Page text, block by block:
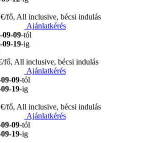
€/fő, All inclusive, bécsi indulás
Ajánlatkérés
09-09-tól
09-19-ig
fő, All inclusive, bécsi indulás
Ajánlatkérés
09-tól
19-ig
€/fő, All inclusive, bécsi indulás
Ajánlatkérés
09-tól
19-ig